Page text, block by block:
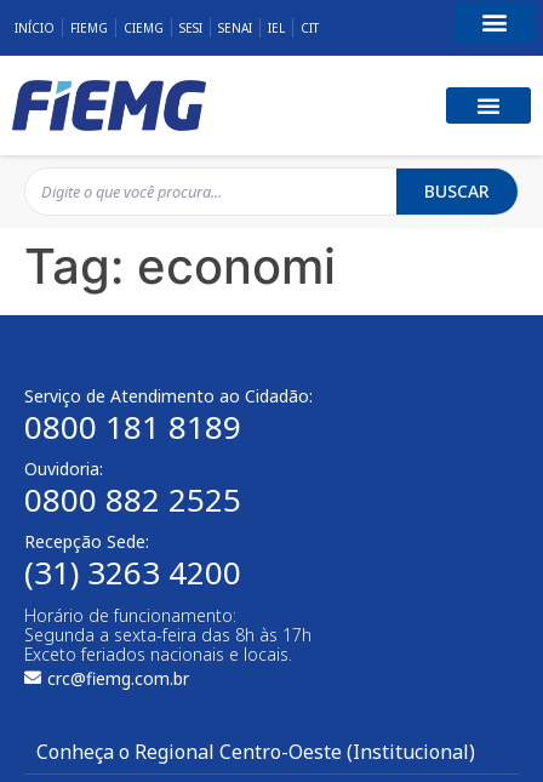
INÍCIO FIEMG CIEMG SESI SENAI IEL CIT
BUSCAR
Tag: economi
Serviço de Atendimento ao Cidadão:
0800 181 8189
Ouvidoria:
0800 882 2525
Recepção Sede:
(31) 3263 4200
Horário de funcionamento:
Segunda a sexta-feira das 8h às 17h
Exceto feriados nacionais e locais.
crc@fiemg.com.br
Conheça o Regional Centro-Oeste (Institucional)